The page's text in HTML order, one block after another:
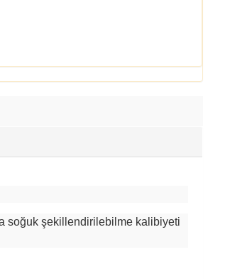
soğuk şekillendirilebilme kalibiyeti